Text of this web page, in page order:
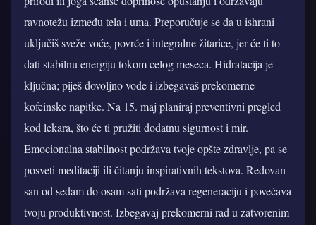
ravnotežu između tela i uma. Preporučuje se da u ishrani
uključiš sveže voće, povrće i integralne žitarice, jer će ti to
dati stabilnu energiju tokom celog meseca. Hidratacija je
ključna; piješ dovoljno vode i izbegavaš prekomerne
kofeinske napitke. Na 15. maj planiraj preventivni pregled
kod lekara, što će ti pružiti dodatnu sigurnost i mir.
Emocionalna stabilnost podržava tvoje opšte zdravlje, pa se
posveti meditaciji ili čitanju inspirativnih tekstova. Redovan
san od sedam do osam sati podržava regeneraciju i povećava
tvoju produktivnost. Izbegavaj prekomerni rad u zatvorenim